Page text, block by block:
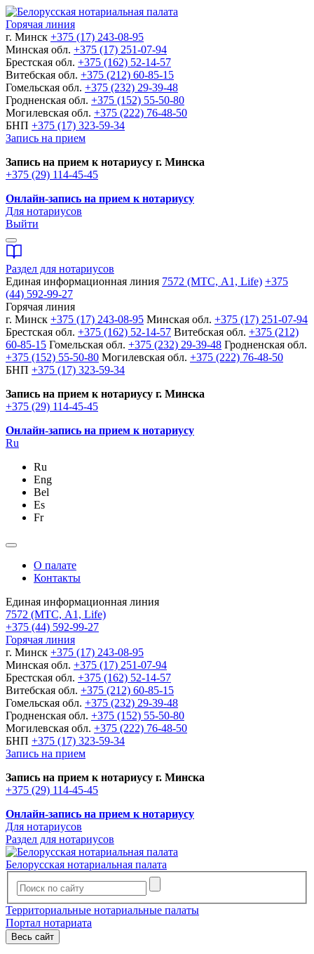
Горячая линия
г. Минск +375 (17) 243-08-95
Минская обл. +375 (17) 251-07-94
Брестская обл. +375 (162) 52-14-57
Витебская обл. +375 (212) 60-85-15
Гомельская обл. +375 (232) 29-39-48
Гродненская обл. +375 (152) 55-50-80
Могилевская обл. +375 (222) 76-48-50
БНП +375 (17) 323-59-34
Запись на прием
Запись на прием к нотариусу г. Минска
+375 (29) 114-45-45
Онлайн-запись на прием к нотариусу
Для нотариусов
Выйти
Раздел для нотариусов
Единая информационная линия 7572 (МТС, A1, Life) +375
(44) 592-99-27
Горячая линия
г. Минск +375 (17) 243-08-95 Минская обл. +375 (17) 251-07-94
Брестская обл. +375 (162) 52-14-57 Витебская обл. +375 (212)
60-85-15 Гомельская обл. +375 (232) 29-39-48 Гродненская обл.
+375 (152) 55-50-80 Могилевская обл. +375 (222) 76-48-50
БНП +375 (17) 323-59-34
Запись на прием к нотариусу г. Минска
+375 (29) 114-45-45
Онлайн-запись на прием к нотариусу
Ru
Ru
Eng
Bel
Es
Fr
О палате
Контакты
Единая информационная линия
7572 (МТС, A1, Life)
+375 (44) 592-99-27
Горячая линия
г. Минск +375 (17) 243-08-95
Минская обл. +375 (17) 251-07-94
Брестская обл. +375 (162) 52-14-57
Витебская обл. +375 (212) 60-85-15
Гомельская обл. +375 (232) 29-39-48
Гродненская обл. +375 (152) 55-50-80
Могилевская обл. +375 (222) 76-48-50
БНП +375 (17) 323-59-34
Запись на прием
Запись на прием к нотариусу г. Минска
+375 (29) 114-45-45
Онлайн-запись на прием к нотариусу
Для нотариусов
Раздел для нотариусов
Белорусская нотариальная палата
Территориальные нотариальные палаты
Портал нотариата
Весь сайт